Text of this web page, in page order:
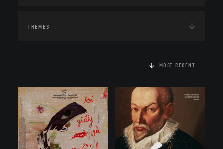
THEMES
MOST RECENT